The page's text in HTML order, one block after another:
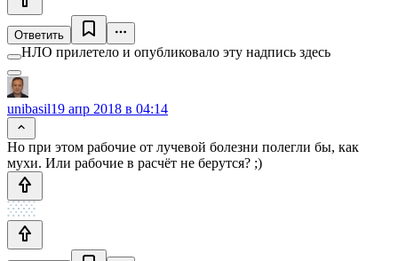
Ответить
НЛО прилетело и опубликовало эту надпись здесь
unibasil19 апр 2018 в 04:14
Но при этом рабочие от лучевой болезни полегли бы, как
мухи. Или рабочие в расчёт не берутся? ;)